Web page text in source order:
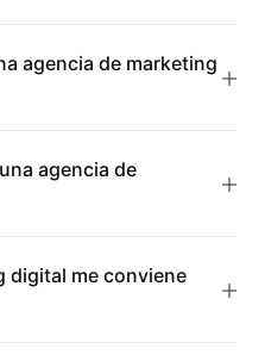
agencia de marketing
agencia de
digital me conviene